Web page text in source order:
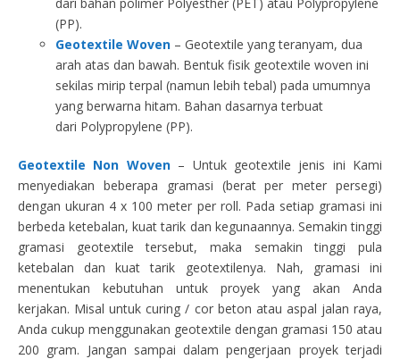
(PP).
Geotextile Woven – Geotextile yang teranyam, dua
arah atas dan bawah. Bentuk fisik geotextile woven ini
sekilas mirip terpal (namun lebih tebal) pada umumnya
yang berwarna hitam. Bahan dasarnya terbuat
dari Polypropylene (PP).
Geotextile Non Woven– Untuk geotextile jenis ini Kami
menyediakan beberapa gramasi (berat per meter persegi)
dengan ukuran 4 x 100 meter per roll. Pada setiap gramasi ini
berbeda ketebalan, kuat tarik dan kegunaannya. Semakin tinggi
gramasi geotextile tersebut, maka semakin tinggi pula
ketebalan dan kuat tarik geotextilenya. Nah, gramasi ini
menentukan kebutuhan untuk proyek yang akan Anda
kerjakan. Misal untuk curing / cor beton atau aspal jalan raya,
Anda cukup menggunakan geotextile dengan gramasi 150 atau
200 gram. Jangan sampai dalam pengerjaan proyek terjadi